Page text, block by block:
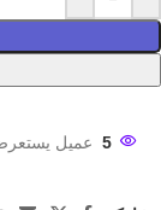
5 عميل يستعرض